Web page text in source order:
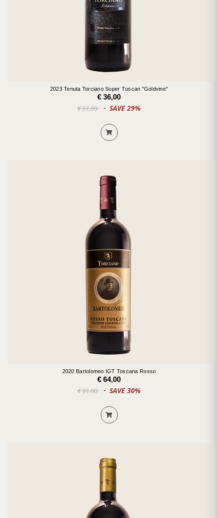
2023 Tenuta Torciano Super Tuscan "Goldvine"
€ 36,00
€ 51,00 SAVE 29%
2020 Bartolomeo IGT Toscana Rosso
€ 64,00
€ 91,00 SAVE 30%